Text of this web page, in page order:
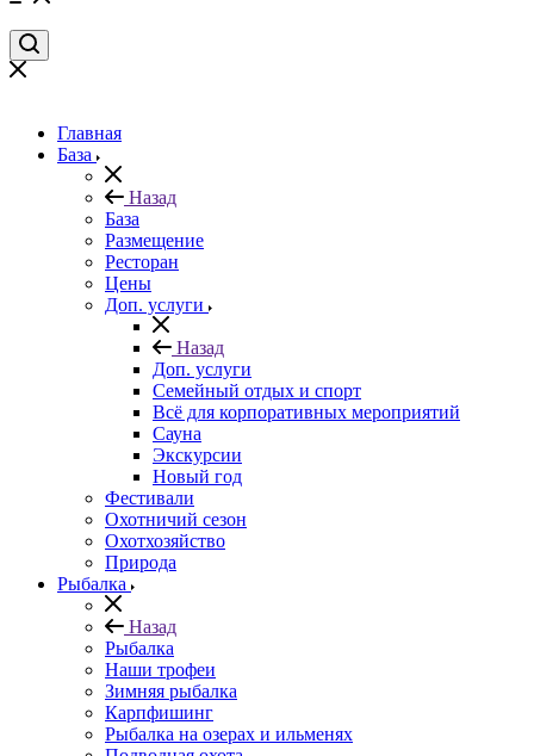
Главная
База
Назад
База
Размещение
Ресторан
Цены
Доп. услуги
Назад
Доп. услуги
Семейный отдых и спорт
Всё для корпоративных мероприятий
Сауна
Экскурсии
Новый год
Фестивали
Охотничий сезон
Охотхозяйство
Природа
Рыбалка
Назад
Рыбалка
Наши трофеи
Зимняя рыбалка
Карпфишинг
Рыбалка на озерах и ильменях